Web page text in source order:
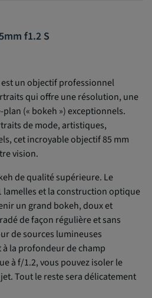
f1.2 S
est un objectif professionnel
qui offre une résolution, une
(« bokeh ») exceptionnels.
de mode, artistiques,
cet incroyable objectif 85 mm
vision.
de qualité supérieure. Le
lamelles et la construction optique
un grand bokeh, doux et
de façon régulière et sans
de sources lumineuses
à la profondeur de champ
à f/1.2, vous pouvez isoler le
Tout le reste sera délicatement